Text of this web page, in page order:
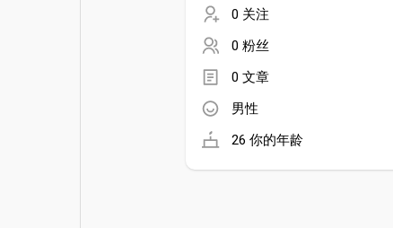
0 关注
0 粉丝
0 文章
男性
26 你的年龄